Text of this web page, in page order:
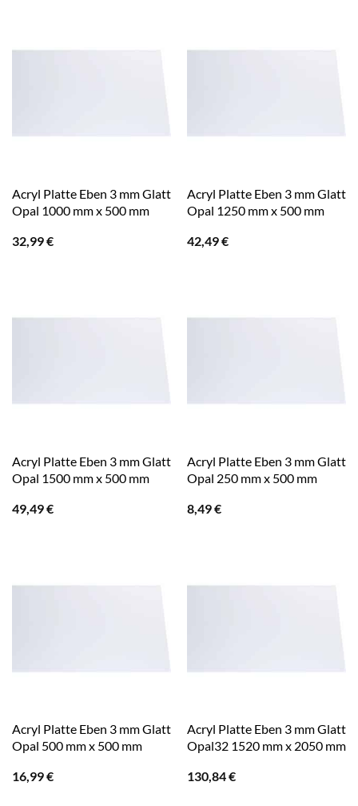
Acryl Platte Eben 3 mm Glatt
Opal 1000 mm x 500 mm
32,99€
Acryl Platte Eben 3 mm Glatt
Opal 1250 mm x 500 mm
42,49€
Acryl Platte Eben 3 mm Glatt
Opal 1500 mm x 500 mm
49,49€
Acryl Platte Eben 3 mm Glatt
Opal 250 mm x 500 mm
8,49€
Acryl Platte Eben 3 mm Glatt
Opal 500 mm x 500 mm
16,99€
Acryl Platte Eben 3 mm Glatt
Opal32 1520 mm x 2050 mm
130,84€